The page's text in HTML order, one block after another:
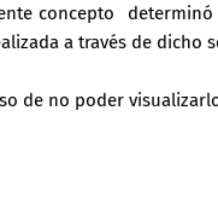
concepto
a través de dicho
de no poder